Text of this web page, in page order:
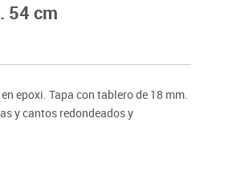
deportiva
raqueta
rítmica
54 cm
epoxi. Tapa con tablero de 18 mm.
y cantos redondeados y